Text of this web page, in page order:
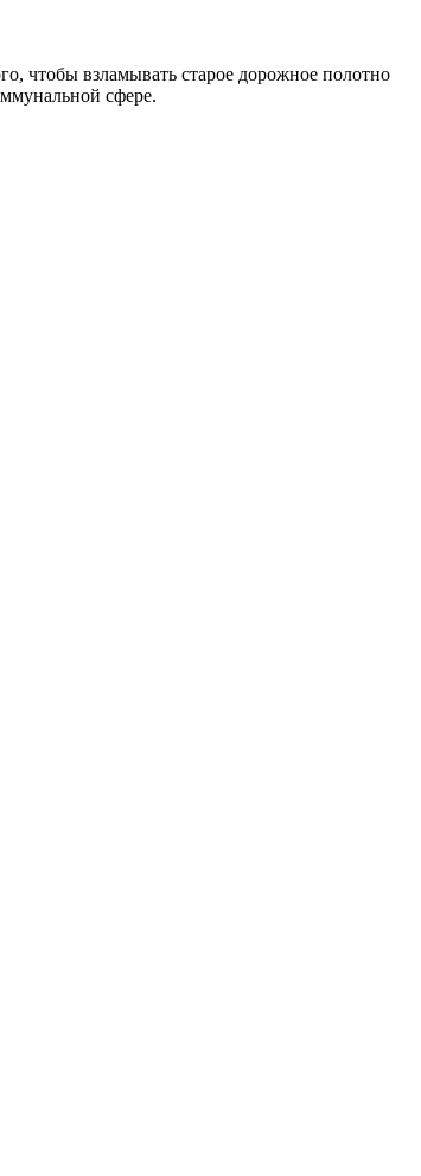
чтобы взламывать старое дорожное полотно
сфере.